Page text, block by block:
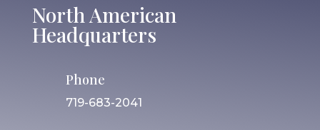
North American
Headquarters
Phone
719-683-2041